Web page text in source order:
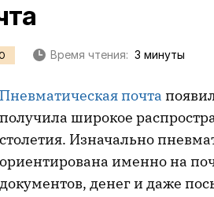
Время чтения: 3 минуты
Пневматическая почта
получила широкое
столетия. Изначально
ориентирована именно на
документов, денег и даже